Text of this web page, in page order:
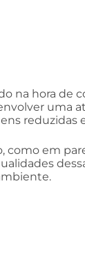
na hora de
uma
reduzidas
como em